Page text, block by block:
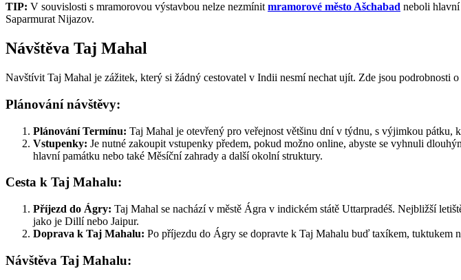
TIP: V souvislosti s mramorovou výstavbou nelze nezmínit mramorové město Ašchabad neboli
Saparmurat Nijazov.
Návštěva Taj Mahal
Navštívit Taj Mahal je zážitek, který si žádný cestovatel v Indii nesmí nechat ujít. Zde jsou podrobnosti o
Plánování návštěvy:
Plánování Termínu: Taj Mahal je otevřený pro veřejnost většinu dní v týdnu, s výjimkou
Vstupenky: Je nutné zakoupit vstupenky předem, pokud možno online, abyste se vyhnuli
hlavní památku nebo také Měsíční zahrady a další okolní struktury.
Cesta k Taj Mahalu:
Příjezd do Ágry: Taj Mahal se nachází v městě Ágra v indickém státě Uttarpradéš. Nejbližší
jako je Dillí nebo Jaipur.
Doprava k Taj Mahalu: Po příjezdu do Ágry se dopravte k Taj Mahalu buď taxíkem, tuktukem
Návštěva Taj Mahalu: